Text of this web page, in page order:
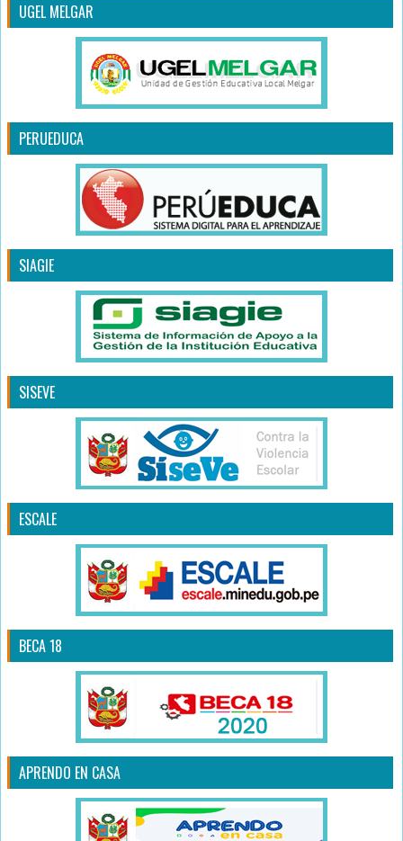
UGEL MELGAR
PERUEDUCA
SIAGIE
SISEVE
ESCALE
BECA 18
APRENDO EN CASA